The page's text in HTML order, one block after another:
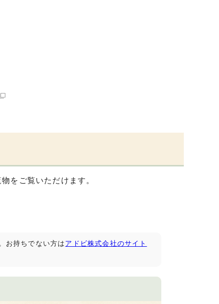
をご覧いただけます。
お持ちでない方はアドビ株式会社のサイト